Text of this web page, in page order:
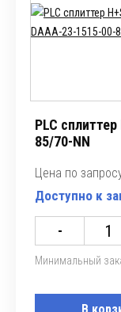
PLC
85/70-NN
Цена по
Доступно к
-
Минимальный